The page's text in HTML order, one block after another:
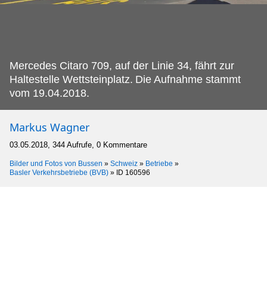
Mercedes Citaro 709, auf der Linie 34, fährt zur
Haltestelle Wettsteinplatz. Die Aufnahme stammt
vom 19.04.2018.
Markus Wagner
03.05.2018, 344 Aufrufe, 0 Kommentare
Bilder und Fotos von Bussen » Schweiz » Betriebe »
Basler Verkehrsbetriebe (BVB) » ID 160596